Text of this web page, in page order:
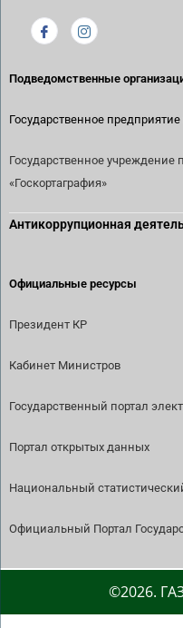
Подведомственные
Государственное
Государственное учреждение
«Госкортаграфия»
Антикоррупционная
Официальные ресурсы
Президент КР
Кабинет Министров
Государственный портал
Портал открытых данных
Национальный
Официальный Портал
©2026.